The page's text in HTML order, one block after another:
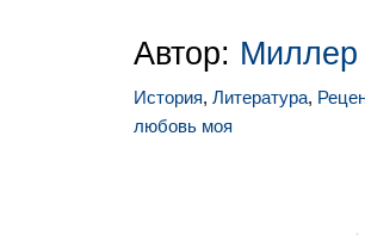
Автор: Миллер
История, Литература,
любовь моя